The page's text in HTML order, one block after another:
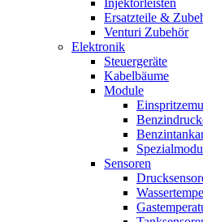
Ersatzteile &
Venturi Zubehör
Elektronik
Steuergeräte
Kabelbäume
Module
Sensoren